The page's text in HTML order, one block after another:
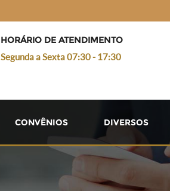
HORÁRIO DE ATENDIMENTO
Segunda a Sexta 07:30 - 17:30
CONVÊNIOS DIVERSOS